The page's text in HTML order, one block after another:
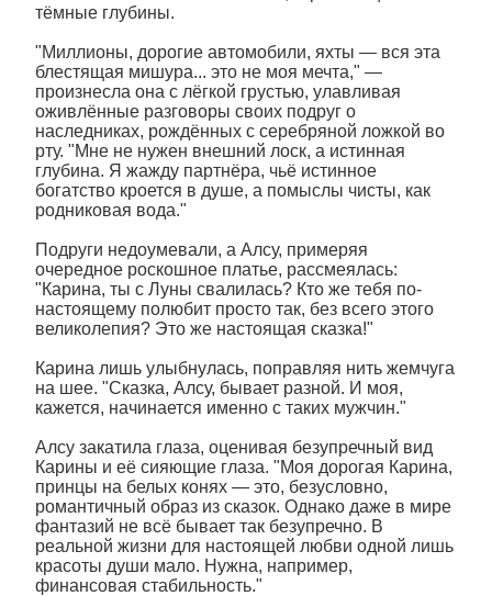
тёмные глубины.
"Миллионы, дорогие автомобили, яхты — вся эта
блестящая мишура... это не моя мечта," —
произнесла она с лёгкой грустью, улавливая
оживлённые разговоры своих подруг о
наследниках, рождённых с серебряной ложкой во
рту. "Мне не нужен внешний лоск, а истинная
глубина. Я жажду партнёра, чьё истинное
богатство кроется в душе, а помыслы чисты, как
родниковая вода."
Подруги недоумевали, а Алсу, примеряя
очередное роскошное платье, рассмеялась:
"Карина, ты с Луны свалилась? Кто же тебя по-
настоящему полюбит просто так, без всего этого
великолепия? Это же настоящая сказка!"
Карина лишь улыбнулась, поправляя нить жемчуга
на шее. "Сказка, Алсу, бывает разной. И моя,
кажется, начинается именно с таких мужчин."
Алсу закатила глаза, оценивая безупречный вид
Карины и её сияющие глаза. "Моя дорогая Карина,
принцы на белых конях — это, безусловно,
романтичный образ из сказок. Однако даже в мире
фантазий не всё бывает так безупречно. В
реальной жизни для настоящей любви одной лишь
красоты души мало. Нужна, например,
финансовая стабильность."